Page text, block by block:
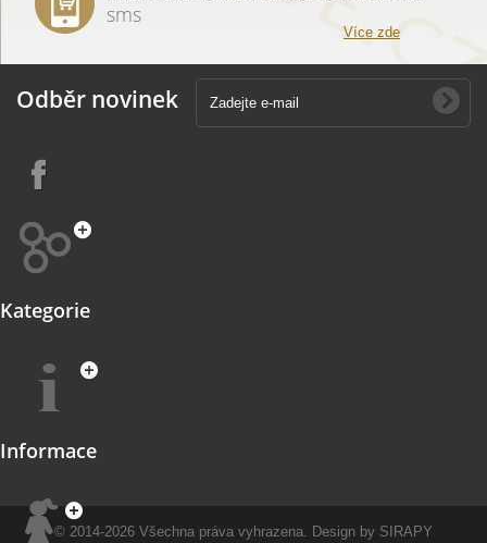
sms
Více zde
Odběr novinek
Kategorie
Informace
© 2014-2026 Všechna práva vyhrazena. Design by SIRAPY